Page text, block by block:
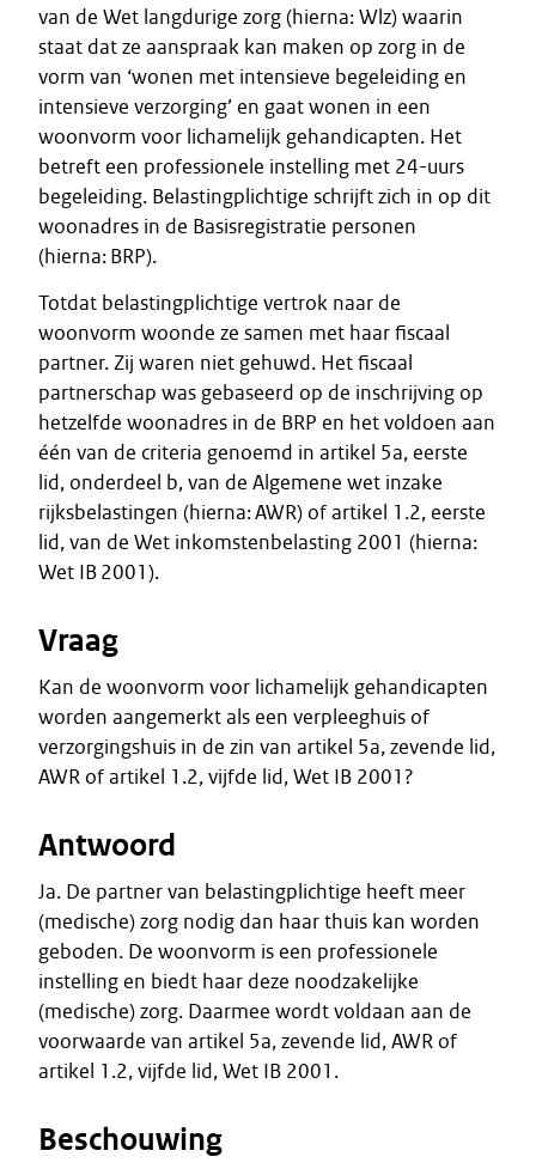
van de Wet langdurige zorg (hierna: Wlz) waarin
staat dat ze aanspraak kan maken op zorg in de
vorm van ‘wonen met intensieve begeleiding en
intensieve verzorging’ en gaat wonen in een
woonvorm voor lichamelijk gehandicapten. Het
betreft een professionele instelling met 24-uurs
begeleiding. Belastingplichtige schrijft zich in op dit
woonadres in de Basisregistratie personen
(hierna: BRP).
Totdat belastingplichtige vertrok naar de
woonvorm woonde ze samen met haar fiscaal
partner. Zij waren niet gehuwd. Het fiscaal
partnerschap was gebaseerd op de inschrijving op
hetzelfde woonadres in de BRP en het voldoen aan
één van de criteria genoemd in artikel 5a, eerste
lid, onderdeel b, van de Algemene wet inzake
rijksbelastingen (hierna: AWR) of artikel 1.2, eerste
lid, van de Wet inkomstenbelasting 2001 (hierna:
Wet IB 2001).
Vraag
Kan de woonvorm voor lichamelijk gehandicapten
worden aangemerkt als een verpleeghuis of
verzorgingshuis in de zin van artikel 5a, zevende lid,
AWR of artikel 1.2, vijfde lid, Wet IB 2001?
Antwoord
Ja. De partner van belastingplichtige heeft meer
(medische) zorg nodig dan haar thuis kan worden
geboden. De woonvorm is een professionele
instelling en biedt haar deze noodzakelijke
(medische) zorg. Daarmee wordt voldaan aan de
voorwaarde van artikel 5a, zevende lid, AWR of
artikel 1.2, vijfde lid, Wet IB 2001.
Beschouwing